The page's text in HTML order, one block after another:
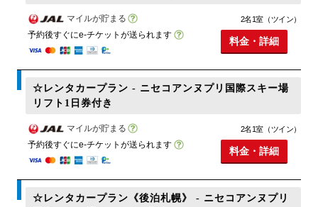
マイルが貯まる
予約後すぐにe-チケットが送られます
2名1室（ツイン）
料金・詳細
☆レンタカープラン - ニセコアンヌプリ国際スキー場
リフト1日券付き
マイルが貯まる
予約後すぐにe-チケットが送られます
2名1室（ツイン）
料金・詳細
☆レンタカープラン《後泊札幌》 - ニセコアンヌプリ